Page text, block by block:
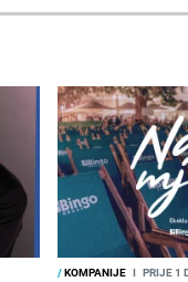
/KOMPANIJE I PRIJE 1